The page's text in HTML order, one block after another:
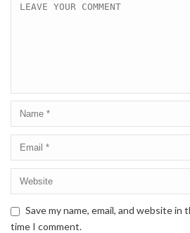
Save my name, email, and website
time I comment.